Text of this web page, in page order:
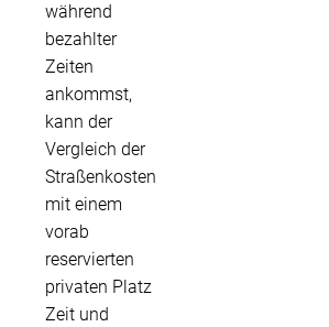
während
bezahlter
Zeiten
ankommst,
kann der
Vergleich der
Straßenkosten
mit einem
vorab
reservierten
privaten Platz
Zeit und